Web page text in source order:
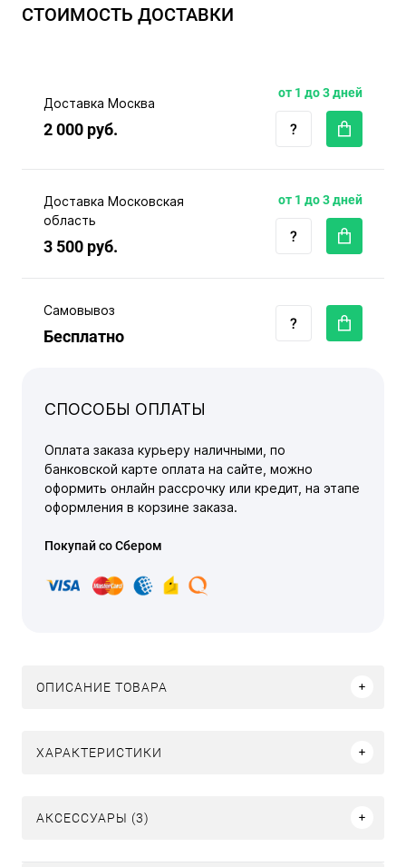
СТОИМОСТЬ ДОСТАВКИ
Доставка Москва
2 000 руб.
от 1 до 3 дней
Доставка Московская
область
3 500 руб.
от 1 до 3 дней
Самовывоз
Бесплатно
СПОСОБЫ ОПЛАТЫ
Оплата заказа курьеру наличными, по
банковской карте оплата на сайте, можно
оформить онлайн рассрочку или кредит, на этапе
оформления в корзине заказа.
Покупай со Сбером
ОПИСАНИЕ ТОВАРА
ХАРАКТЕРИСТИКИ
АКСЕССУАРЫ (3)